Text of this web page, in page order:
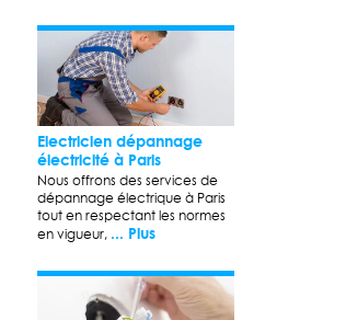
Electricien dépannage
électricité à Paris
Nous offrons des services de
dépannage électrique à Paris
tout en respectant les normes
en vigueur, ... Plus